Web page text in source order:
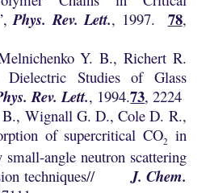
Phys. Rev. Lett., 1997. 78,
Y. B., Richert R.
Studies of Glass
Rev. Lett., 1994.73, 2224
Wignall G. D., Cole D. R.,
of supercritical CO2
in
small-angle neutron scattering
techniques//
J. Chem.